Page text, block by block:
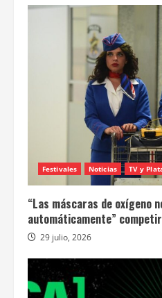
Festivales Noticias TV y
“Las máscaras de oxígeno
automáticamente”
29 julio, 2026